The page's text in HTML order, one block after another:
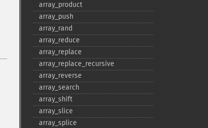
array_​product
array_​push
array_​rand
array_​reduce
array_​replace
array_​replace_​recursive
array_​reverse
array_​search
array_​shift
array_​slice
array_​splice